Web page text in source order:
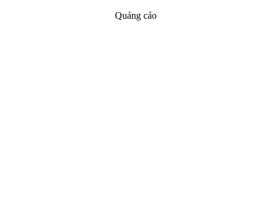
Quảng cáo